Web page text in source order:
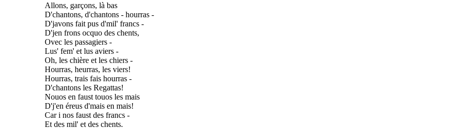
Allons, garçons, là bas
D'chantons, d'chantons - hourras -
D'javons fait pus d'mil' francs -
D'jen frons ocquo des chents,
Ovec les passagiers -
Lus' fem' et lus aviers -
Oh, les chière et les chiers -
Hourras, heurras, les viers!
Hourras, trais fais hourras -
D'chantons les Regattas!
Nouos en faust touos les mais
D'j'en éreus d'mais en mais!
Car i nos faust des francs -
Et des mil' et des chents.